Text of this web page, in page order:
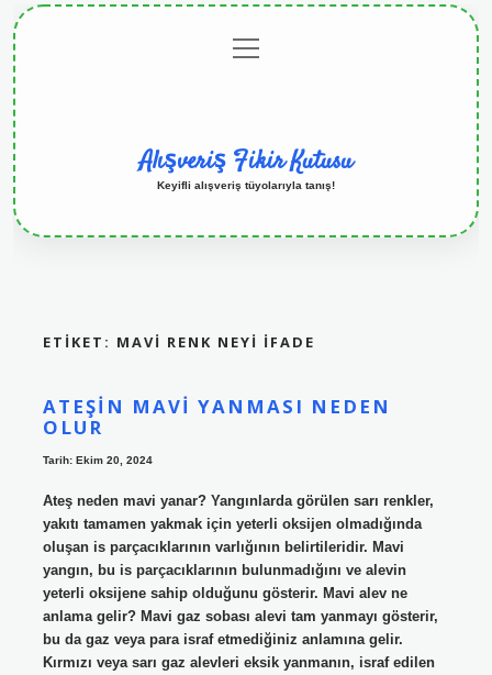
menüyü
aç
Alışveriş Fikir Kutusu
Keyifli alışveriş tüyolarıyla tanış!
ETIKET: MAVI RENK NEYI IFADE
ATEŞIN MAVI YANMASI NEDEN
OLUR
Tarih: Ekim 20, 2024
Ateş neden mavi yanar? Yangınlarda görülen sarı renkler,
yakıtı tamamen yakmak için yeterli oksijen olmadığında
oluşan is parçacıklarının varlığının belirtileridir. Mavi
yangın, bu is parçacıklarının bulunmadığını ve alevin
yeterli oksijene sahip olduğunu gösterir. Mavi alev ne
anlama gelir? Mavi gaz sobası alevi tam yanmayı gösterir,
bu da gaz veya para israf etmediğiniz anlamına gelir.
Kırmızı veya sarı gaz alevleri eksik yanmanın, israf edilen